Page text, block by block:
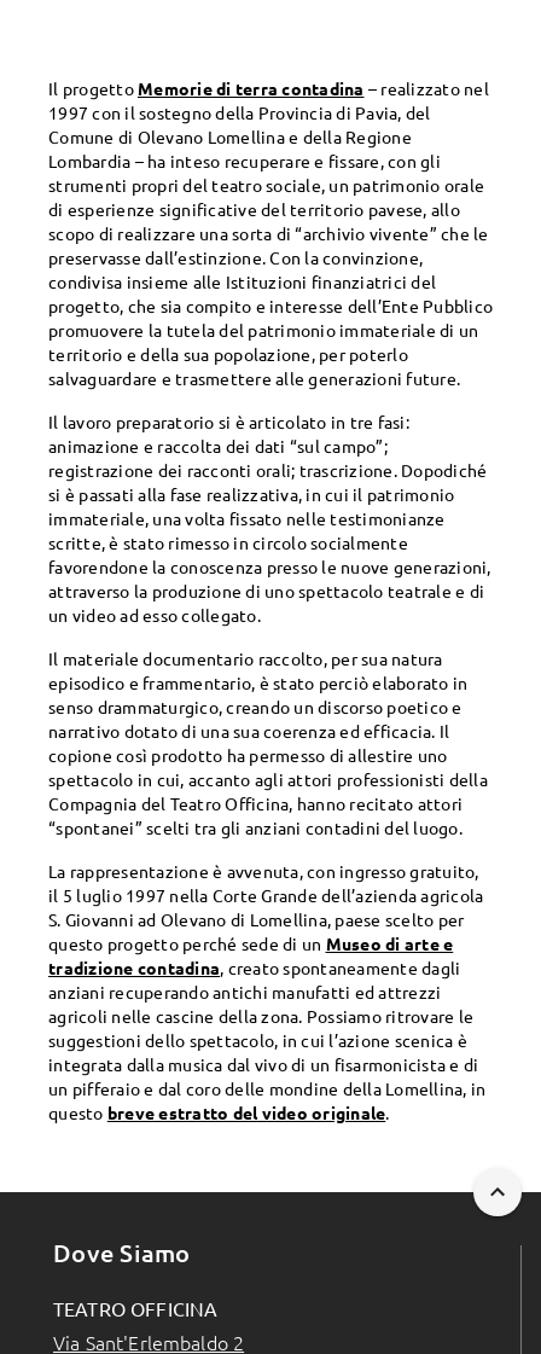
Il progetto Memorie di terra contadina – realizzato nel
1997 con il sostegno della Provincia di Pavia, del
Comune di Olevano Lomellina e della Regione
Lombardia – ha inteso recuperare e fissare, con gli
strumenti propri del teatro sociale, un patrimonio orale
di esperienze significative del territorio pavese, allo
scopo di realizzare una sorta di “archivio vivente” che le
preservasse dall’estinzione. Con la convinzione,
condivisa insieme alle Istituzioni finanziatrici del
progetto, che sia compito e interesse dell’Ente Pubblico
promuovere la tutela del patrimonio immateriale di un
territorio e della sua popolazione, per poterlo
salvaguardare e trasmettere alle generazioni future.
Il lavoro preparatorio si è articolato in tre fasi:
animazione e raccolta dei dati “sul campo”;
registrazione dei racconti orali; trascrizione. Dopodiché
si è passati alla fase realizzativa, in cui il patrimonio
immateriale, una volta fissato nelle testimonianze
scritte, è stato rimesso in circolo socialmente
favorendone la conoscenza presso le nuove generazioni,
attraverso la produzione di uno spettacolo teatrale e di
un video ad esso collegato.
Il materiale documentario raccolto, per sua natura
episodico e frammentario, è stato perciò elaborato in
senso drammaturgico, creando un discorso poetico e
narrativo dotato di una sua coerenza ed efficacia. Il
copione così prodotto ha permesso di allestire uno
spettacolo in cui, accanto agli attori professionisti della
Compagnia del Teatro Officina, hanno recitato attori
“spontanei” scelti tra gli anziani contadini del luogo.
La rappresentazione è avvenuta, con ingresso gratuito,
il 5 luglio 1997 nella Corte Grande dell’azienda agricola
S. Giovanni ad Olevano di Lomellina, paese scelto per
questo progetto perché sede di un Museo di arte e
tradizione contadina , creato spontaneamente dagli
anziani recuperando antichi manufatti ed attrezzi
agricoli nelle cascine della zona. Possiamo ritrovare le
suggestioni dello spettacolo, in cui l’azione scenica è
integrata dalla musica dal vivo di un fisarmonicista e di
un pifferaio e dal coro delle mondine della Lomellina, in
questo breve estratto del video originale
Dove Siamo
TEATRO OFFICINA
Via Sant'Erlembaldo 2